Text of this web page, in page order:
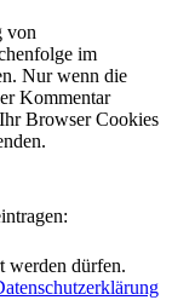
von
im
Nur wenn die
Kommentar
Browser Cookies
werden dürfen.